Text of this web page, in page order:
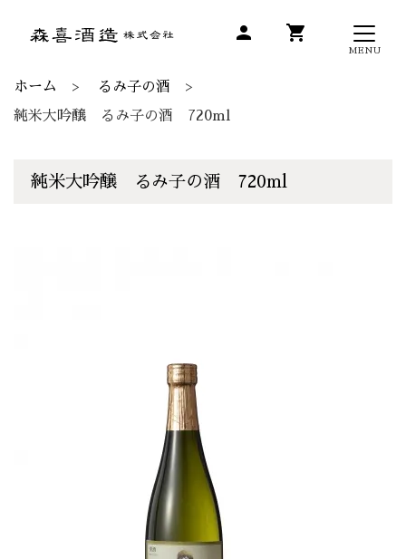
person shopping_cart
MENU
ホーム
るみ子の酒
純米大吟醸 るみ子の酒 720ml
純米大吟醸 るみ子の酒 720ml